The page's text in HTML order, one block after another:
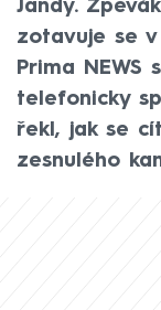
Jandy.
zotavuje se v
Prima NEWS
telefonicky
řekl, jak se
zesnulého